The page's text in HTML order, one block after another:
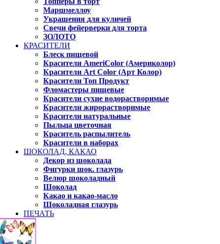
Маршмеллоу
Украшения для куличей
Свечи фейерверки для торта
ЗОЛОТО
КРАСИТЕЛИ
Блеск пищевой
Красители AmeriColor (Америколор)
Красители Art Color (Арт Колор)
Красители Топ Продукт
Фломастеры пищевые
Красители сухие водорастворимые
Красители жирорастворимые
Красители натуральные
Пыльца цветочная
Краситель распылитель
Красители в наборах
ШОКОЛАД, КАКАО
Декор из шоколада
Фигурки шок. глазурь
Велюр шоколадный
Шоколад
Какао и какао-масло
Шоколадная глазурь
ПЕЧАТЬ